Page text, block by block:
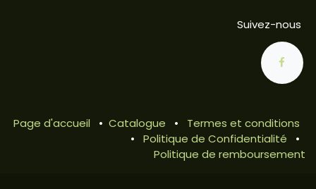
Suivez-nous
Page d'accueil • Catalogue •
Termes et conditions
•
Politique de Confidentialité
•
Politique de remboursement